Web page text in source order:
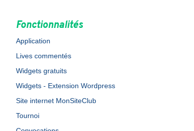
Fonctionnalités
Application
Lives commentés
Widgets gratuits
Widgets - Extension Wordpress
Site internet MonSiteClub
Tournoi